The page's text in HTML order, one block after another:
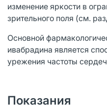
изменение яркости в
зрительного поля (см.
Основной
ивабрадина является
урежения частоты
Показания